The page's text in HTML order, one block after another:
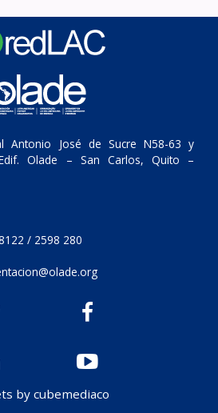
Antonio José de Sucre N58-63 y
Olade – San Carlos, Quito –
/ 2598 280
by cubemediaco